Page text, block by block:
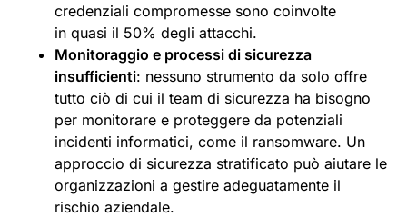
credenziali compromesse sono coinvolte
in quasi il 50% degli attacchi.
Monitoraggio e processi di sicurezza
insufficienti: nessuno strumento da solo offre
tutto ciò di cui il team di sicurezza ha bisogno
per monitorare e proteggere da potenziali
incidenti informatici, come il ransomware. Un
approccio di sicurezza stratificato può aiutare le
organizzazioni a gestire adeguatamente il
rischio aziendale.